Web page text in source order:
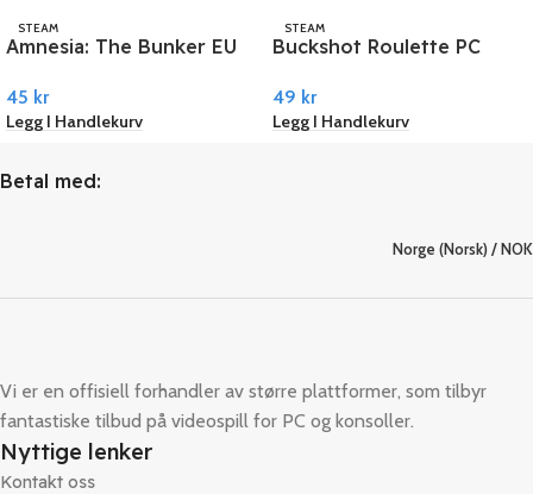
STEAM
Amnesia: The Bunker EU
45 kr
Legg I Handlekurv
STEAM
Buckshot Roulette PC
49 kr
Legg I Handlekurv
Betal med:
Norge (Norsk) / NOK
Vi er en offisiell forhandler av større plattformer, som tilbyr
fantastiske tilbud på videospill for PC og konsoller.
Nyttige lenker
Kontakt oss